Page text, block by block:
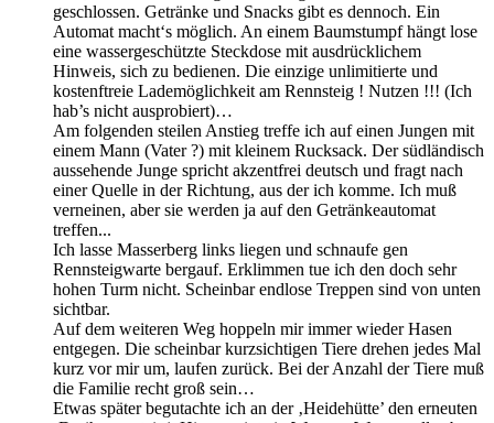
geschlossen. Getränke und Snacks gibt es dennoch. Ein
Automat macht‘s möglich. An einem Baumstumpf hängt lose
eine wassergeschützte Steckdose mit ausdrücklichem
Hinweis, sich zu bedienen. Die einzige unlimitierte und
kostenftreie Lademöglichkeit am Rennsteig ! Nutzen !!! (Ich
hab’s nicht ausprobiert)…
Am folgenden steilen Anstieg treffe ich auf einen Jungen mit
einem Mann (Vater ?) mit kleinem Rucksack. Der südländisch
aussehende Junge spricht akzentfrei deutsch und fragt nach
einer Quelle in der Richtung, aus der ich komme. Ich muß
verneinen, aber sie werden ja auf den Getränkeautomat
treffen...
Ich lasse Masserberg links liegen und schnaufe gen
Rennsteigwarte bergauf. Erklimmen tue ich den doch sehr
hohen Turm nicht. Scheinbar endlose Treppen sind von unten
sichtbar.
Auf dem weiteren Weg hoppeln mir immer wieder Hasen
entgegen. Die scheinbar kurzsichtigen Tiere drehen jedes Mal
kurz vor mir um, laufen zurück. Bei der Anzahl der Tiere muß
die Familie recht groß sein…
Etwas später begutachte ich an der ‚Heidehütte’ den erneuten